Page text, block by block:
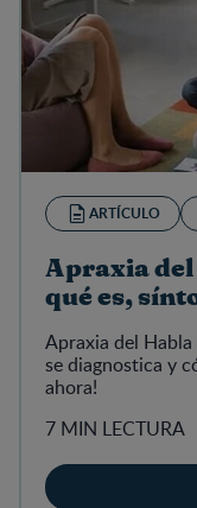
ARTÍCULO
Apraxia
qué es,
Apraxia del
se diagnostica y
ahora!
7 MIN LECTURA